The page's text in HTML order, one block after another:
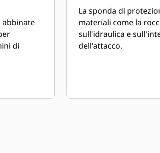
abbinate
di
La sponda di
materiali come la
sull'idraulica e
dell'attacco.